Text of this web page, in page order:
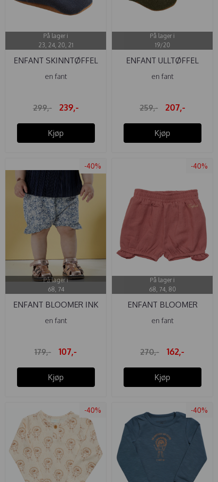
På lager i
23, 24, 20, 21
ENFANT SKINNTØFFEL
STJERNE ...
en fant
299,- 239,-
Kjøp
På lager i
19/20
ENFANT ULLTØFFEL
ENFANT ROSIN
en fant
259,- 207,-
Kjøp
-40%
På lager i
68, 74
ENFANT BLOOMER INK
FOGGY DEW
en fant
179,- 107,-
Kjøp
-40%
På lager i
68, 74, 80
ENFANT BLOOMER
WOVEN BRICK ...
en fant
270,- 162,-
Kjøp
-40% -40%